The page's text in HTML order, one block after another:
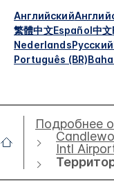
Английский
繁體中文Español中文
NederlandsРусский
Português (BR)
Подробнее о
Intl